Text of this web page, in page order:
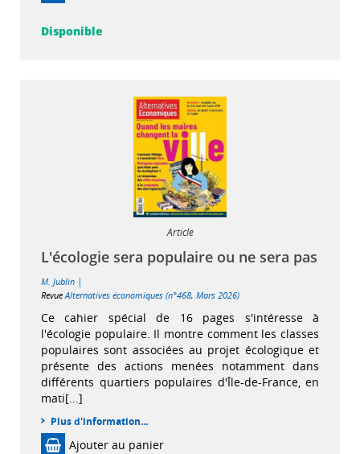
Disponible
Article
L'écologie sera populaire ou ne sera pas
M. Jublin |
RevueAlternatives économiques (n°468, Mars 2026)
Ce cahier spécial de 16 pages s'intéresse à
l'écologie populaire. Il montre comment les classes
populaires sont associées au projet écologique et
présente des actions menées notamment dans
différents quartiers populaires d'Île-de-France, en
mati[...]
Plus d'information...
Ajouter au panier